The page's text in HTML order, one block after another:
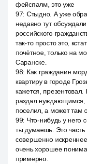
фейспалм, это уже
97: Стыдно. А уже
недавно тут
российского
так-то просто это,
почётное, только на
Саранске.
98: Как гражданин
квартиру в городе
кажется,
раздал нуждающимся,
поселил, а может там
99: Что-нибудь у него
ты думаешь. Это
совершенно
очень хорошее
примерно.